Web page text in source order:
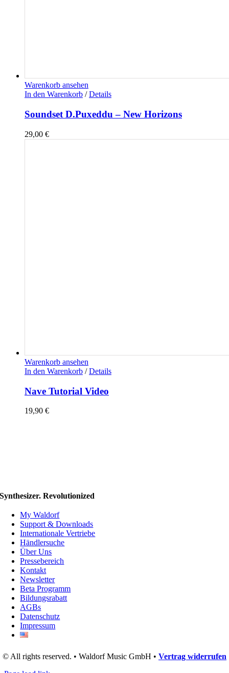
Warenkorb ansehen
In den Warenkorb / Details
Soundset D.Puxeddu – New Horizons
29,00 €
Warenkorb ansehen
In den Warenkorb / Details
Nave Tutorial Video
19,90 €
Synthesizer. Revolutionized
My Waldorf
Support & Downloads
Internationale Vertriebe
Händlersuche
Über Uns
Pressebereich
Kontakt
Newsletter
Beta Programm
Bildungsrabatt
AGBs
Datenschutz
Impressum
© All rights reserved. • Waldorf Music GmbH • Vertrag widerrufen